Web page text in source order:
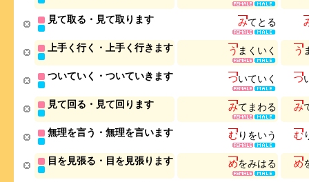
見て取る・見て取ります みてと る
上手く行く・上手く行きます うま く いく う
ついていく・ついていきます ついていく つ
見て回る・見て回ります みて ま わる み
無理を言う・無理を言います むり をいう む
目を見張る・目を見張ります めをみはる め